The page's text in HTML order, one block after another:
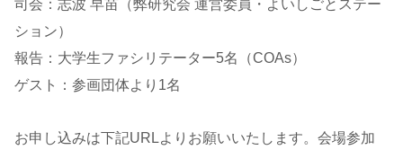
司会：志波 早苗（弊研究会 運営委員・よいしごとステー
ション）
報告：大学生ファシリテーター5名（COAs）
ゲスト：参画団体より1名
お申し込みは下記URLよりお願いいたします。会場参加